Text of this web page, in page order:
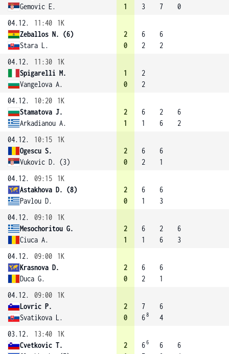
Gemovic E.
1
3
7
0
04.12.
11:40
1K
Zeballos N. (6)
Stara L.
2
0
6
2
6
2
04.12.
11:30
1K
Spigarelli M.
Vangelova A.
1
0
2
2
04.12.
10:20
1K
Stamatova J.
Arkadianou A.
2
1
6
1
2
6
6
2
04.12.
10:15
1K
Ogescu S.
Vukovic D. (3)
2
0
6
2
6
1
04.12.
09:15
1K
Astakhova D. (8)
Pavlou D.
2
0
6
1
6
3
04.12.
09:10
1K
Mesochoritou G.
Ciuca A.
2
1
6
1
2
6
6
3
04.12.
09:00
1K
Krasnova D.
Duca G.
2
0
6
2
6
1
04.12.
09:00
1K
Lovric P.
Svatikova L.
2
0
7
68
6
4
03.12.
13:40
1K
Cvetkovic T.
2
66
6
6